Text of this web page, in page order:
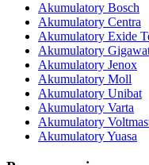
Akumulatory Bosch
Akumulatory Centra
Akumulatory Exide
Akumulatory
Akumulatory Jenox
Akumulatory Moll
Akumulatory Unibat
Akumulatory Varta
Akumulatory
Akumulatory Yuasa